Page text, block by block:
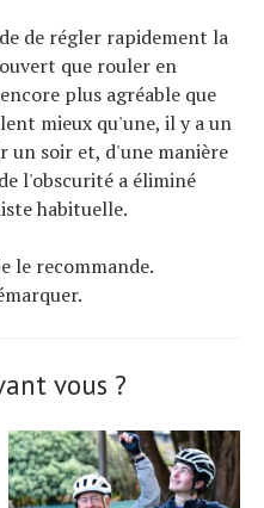
de régler rapidement la
que rouler en
plus agréable que
mieux qu'une, il y a un
un soir et, d'une manière
l'obscurité a éliminé
habituelle.
le recommande.
vous ?